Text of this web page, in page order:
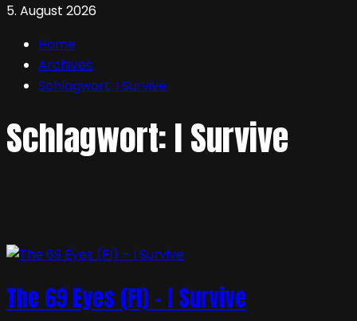
5. August 2026
Home
Archives
Schlagwort: I Survive
Schlagwort:I Survive
The 69 Eyes (FI) – I Survive